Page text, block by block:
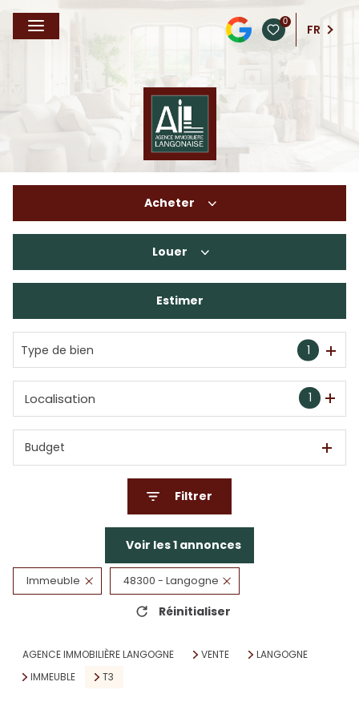
0
FR
Acheter
De l'immo pro
Louer
En saisonnier
Estimer
Type de bien 1
1
Localisation
Budget
Filtrer
Voir les1 annonces
Immeuble 48300 - Langogne
Réinitialiser
AGENCE IMMOBILIÈRE LANGOGNE VENTE
LANGOGNE
IMMEUBLE
T3